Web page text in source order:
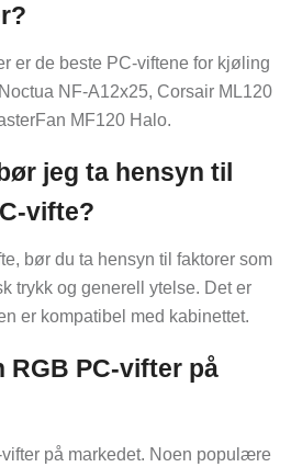
er de beste PC-viftene for kjøling
NF-A12x25, Corsair ML120
MF120 Halo.
jeg ta hensyn til
vifte?
bør du ta hensyn til faktorer som
trykk og generell ytelse. Det er
er kompatibel med kabinettet.
RGB PC-vifter på
på markedet. Noen populære